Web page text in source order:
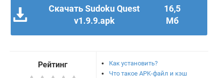
Скачать Sudoku Quest
v1.9.9.apk
16,5
Мб
Рейтинг
Как установить?
Что такое APK-файл и кэш